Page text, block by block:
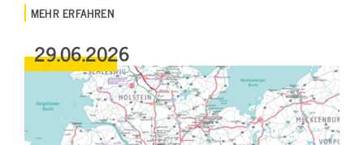
MEHR ERFAHREN
29.06.2026